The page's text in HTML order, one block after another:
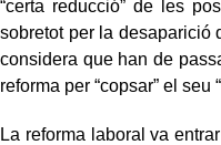
“certa reducció” de les
sobretot per la desaparició
considera que han de
reforma per “copsar” el seu
La reforma laboral va